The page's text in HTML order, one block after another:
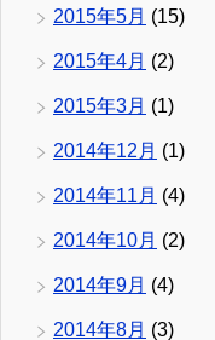
2015年5月 (15)
2015年4月 (2)
2015年3月 (1)
2014年12月 (1)
2014年11月 (4)
2014年10月 (2)
2014年9月 (4)
2014年8月 (3)